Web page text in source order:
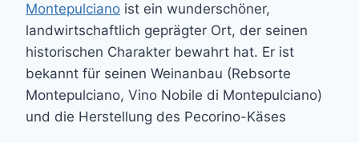
Montepulciano ist ein wunderschöner,
landwirtschaftlich geprägter Ort, der seinen
historischen Charakter bewahrt hat. Er ist
bekannt für seinen Weinanbau (Rebsorte
Montepulciano, Vino Nobile di Montepulciano)
und die Herstellung des Pecorino-Käses